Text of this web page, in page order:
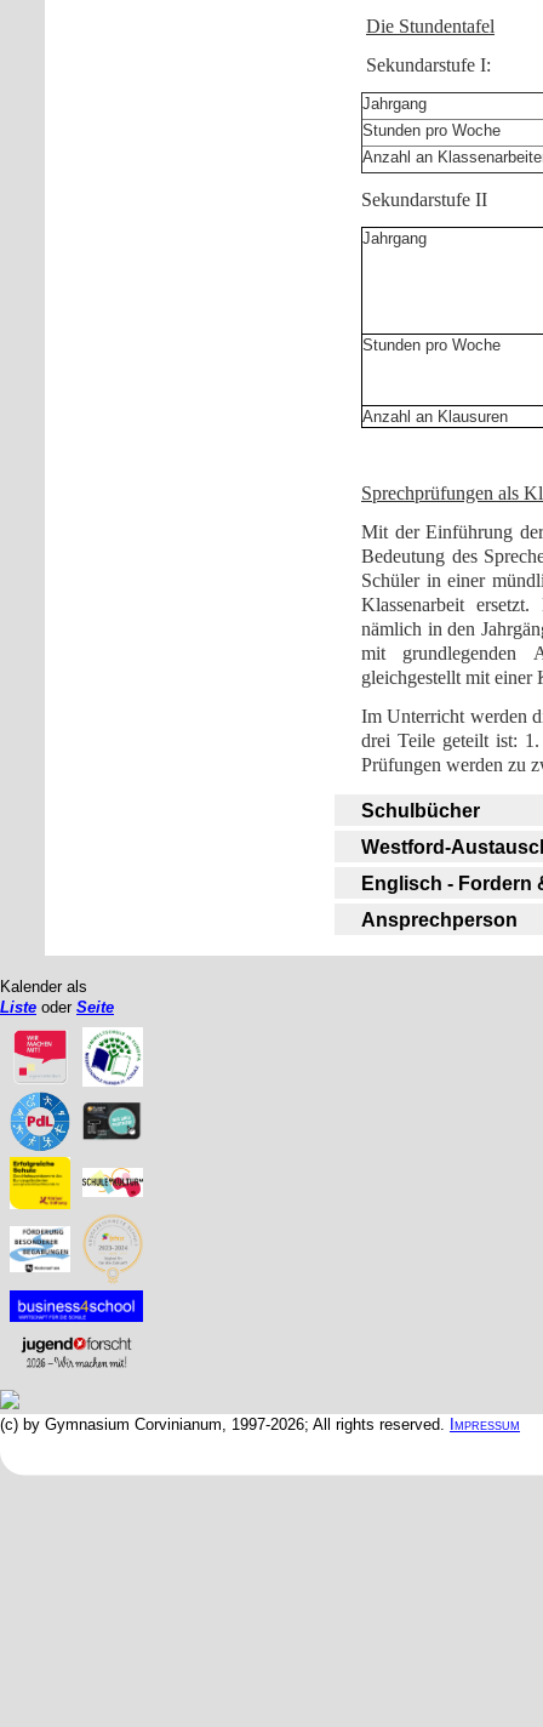
Die Stundentafel
Sekundarstufe I:
Jahrgang
Stunden pro Woche
Anzahl an
Sekundarstufe II
Jahrgang
Stunden pro Woche
Anzahl an Klausuren
Sprechprüfungen als
Mit der Einführung
Bedeutung des
Schüler in einer
Klassenarbeit
nämlich in den
mit grundlegenden
gleichgestellt mit einer
Im Unterricht werden
drei Teile geteilt ist:
Prüfungen werden zu
Schulbücher
Westford-
Englisch - Fordern
Ansprechperson
Kalender als
Liste oder Seite
(c) by Gymnasium Corvinianum, 1997-2026; All rights reserved. Impressum